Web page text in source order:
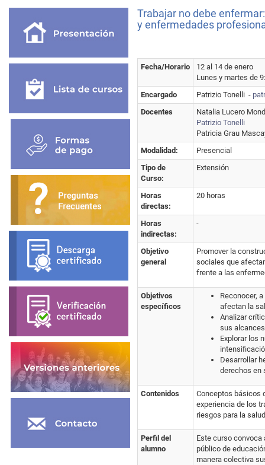
Trabajar no debe
y enfermedades
Fecha/Horario
12 al 14 de enero
Lunes y martes de
Encargado
Patrizio Tonelli -
Docentes
Natalia Lucero
Patrizio Tonelli
Patricia Grau
Modalidad:
Presencial
Tipo de
Curso:
Extensión
Horas
directas:
20 horas
Horas
indirectas:
-
Objetivo
general
Promover la
sociales que
frente a las
Objetivos
específicos
Reconocer,
afectan la
Analizar
sus
Explorar los
Desarrollar
derechos en
Contenidos
Conceptos básicos
experiencia de los
riesgos para la
Perfil del
alumno
Este curso
público de
manera colectiva